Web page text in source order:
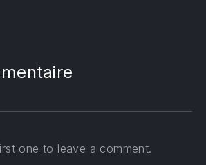
one to leave a comment.